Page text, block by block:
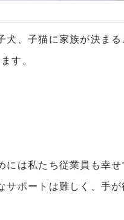
犬、子猫に家族が決まる
す。
には私たち従業員も幸せ
サポートは難しく、手が